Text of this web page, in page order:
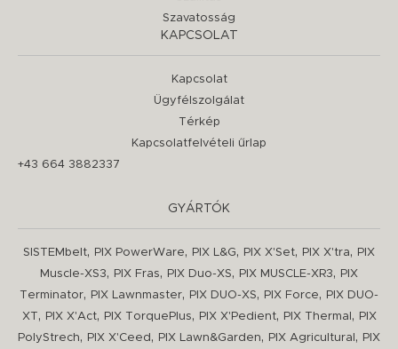
Szavatosság
KAPCSOLAT
Kapcsolat
Ügyfélszolgálat
Térkép
Kapcsolatfelvételi űrlap
+43 664 3882337
GYÁRTÓK
SISTEMbelt, PIX PowerWare, PIX L&G, PIX X'Set, PIX X'tra,
PIX
Muscle-XS3, PIX Fras, PIX Duo-XS, PIX MUSCLE-XR3,
PIX
Terminator, PIX Lawnmaster, PIX DUO-XS, PIX Force,
PIX DUO-
XT, PIX X'Act, PIX TorquePlus, PIX X'Pedient, PIX Thermal ,
PIX
PolyStrech, PIX X'Ceed , PIX Lawn&Garden, PIX Agricultural , PIX